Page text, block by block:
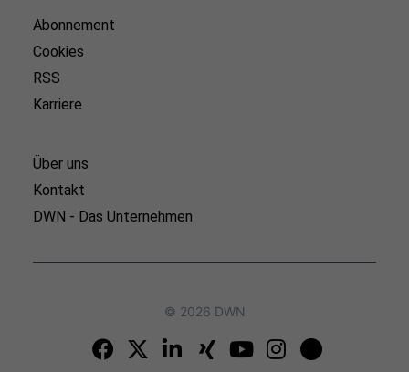
Abonnement
Cookies
RSS
Karriere
Über uns
Kontakt
DWN - Das Unternehmen
© 2026 DWN